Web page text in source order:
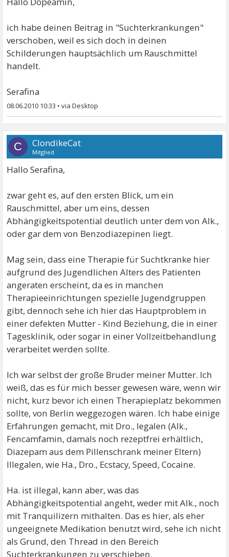
ich habe deinen Beitrag in "Suchterkrankungen"
verschoben, weil es sich doch in deinen
Schilderungen hauptsächlich um Rauschmittel
handelt.
Serafina
08.06.2010 10:33 •
C ClondikeCat
Mitglied
Hallo Serafina,
zwar geht es, auf den ersten Blick, um ein
Rauschmittel, aber um eins, dessen
Abhängigkeitspotential deutlich unter dem von Alk.,
oder gar dem von Benzodiazepinen liegt.
Mag sein, dass eine Therapie für Suchtkranke hier
aufgrund des Jugendlichen Alters des Patienten
angeraten erscheint, da es in manchen
Therapieeinrichtungen spezielle Jugendgruppen
gibt, dennoch sehe ich hier das Hauptproblem in
einer defekten Mutter - Kind Beziehung, die in einer
Tagesklinik, oder sogar in einer Vollzeitbehandlung
verarbeitet werden sollte.
Ich war selbst der große Bruder meiner Mutter. Ich
weiß, das es für mich besser gewesen wäre, wenn wir
nicht, kurz bevor ich einen Therapieplatz bekommen
sollte, von Berlin weggezogen wären. Ich habe einige
Erfahrungen gemacht, mit Dro., legalen (Alk.,
Fencamfamin, damals noch rezeptfrei erhältlich,
Diazepam aus dem Pillenschrank meiner Eltern)
Illegalen, wie Ha., Dro., Ecstacy, Speed, Cocaine.
Ha. ist illegal, kann aber, was das
Abhängigkeitspotential angeht, weder mit Alk., noch
mit Tranquilizern mithalten. Das es hier, als eher
ungeeignete Medikation benutzt wird, sehe ich nicht
als Grund, den Thread in den Bereich
Suchterkrankungen zu verschieben.